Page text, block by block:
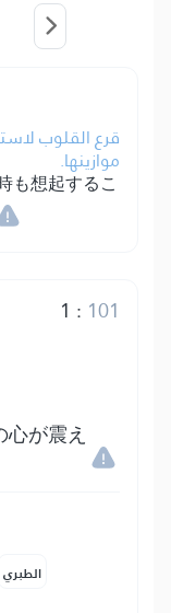
قرع القلوب
موازينها.
も想起するこ
1 : 101
が震え
الطبري